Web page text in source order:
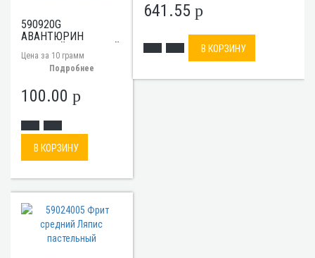
590920G
АВАНТЮРИН
ЦЕНА ЗА 10 Г.
Цена за 10 грамм
Подробнее
100.00 p
В КОРЗИНУ
641.55 p
В КОРЗИНУ